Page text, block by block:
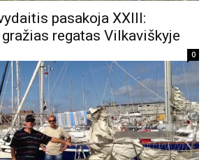
pasakoja XXIII:
regatas Vilkaviškyje
0